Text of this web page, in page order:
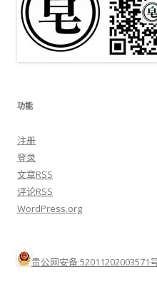
功能
注册
登录
文章RSS
评论RSS
WordPress.org
贵公网安备 52011202003571